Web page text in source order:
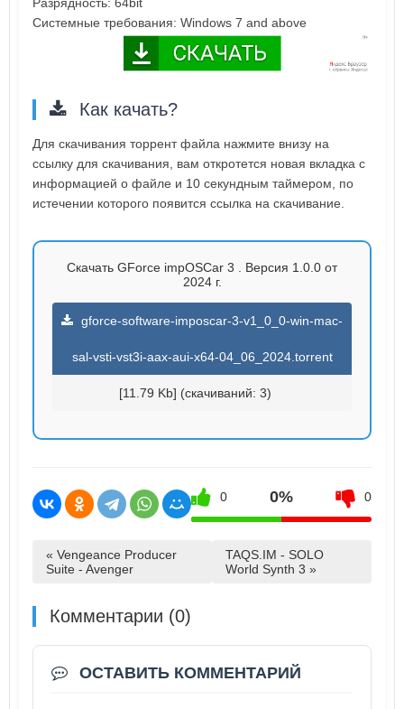
Системные требования: Windows 7 and above
Как качать?
Для скачивания торрент файла нажмите внизу на
ссылку для скачивания, вам откротется новая вкладка с
информацией о файле и 10 секундным таймером, по
истечении которого появится ссылка на скачивание.
Скачать GForce impOSCar 3 . Версия 1.0.0 от
2024 г.
gforce-software-imposcar-3-v1_0_0-win-mac-
sal-vsti-vst3i-aax-aui-x64-04_06_2024.torrent
[11.79 Kb] (cкачиваний: 3)
0 0% 0
« Vengeance Producer
Suite - Avenger
TAQS.IM - SOLO
World Synth 3 »
Комментарии (0)
ОСТАВИТЬ КОММЕНТАРИЙ